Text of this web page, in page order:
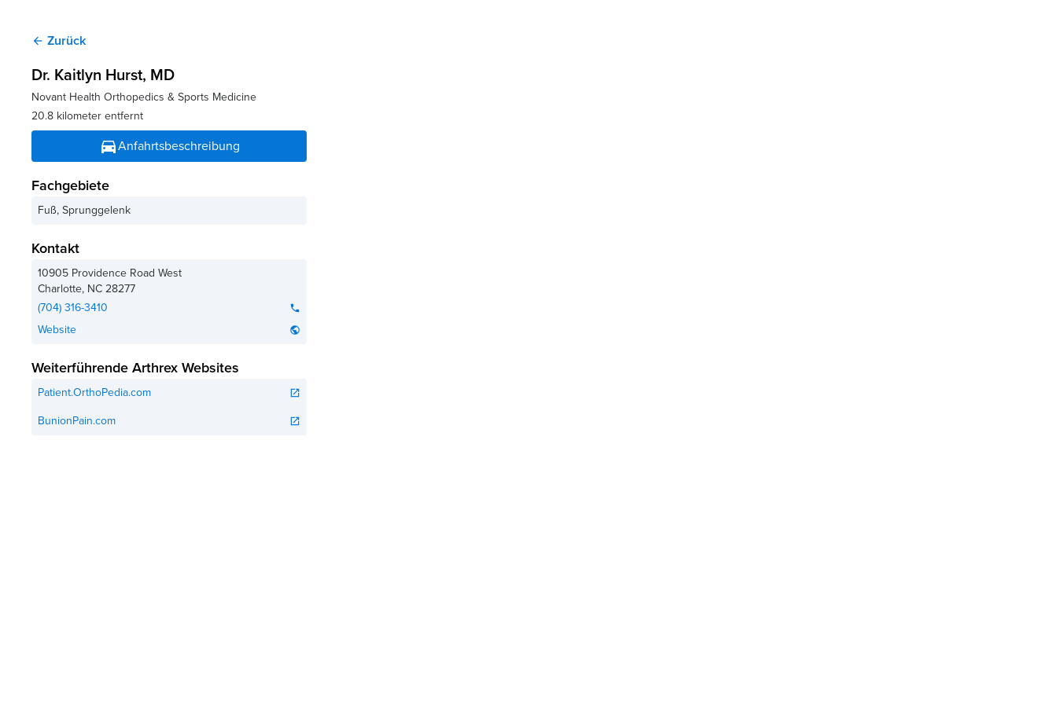
arrow_back Zurück
Dr. Kaitlyn Hurst, MD
Novant Health Orthopedics & Sports Medicine
20.8 kilometer entfernt
directions_carAnfahrtsbeschreibung
Fachgebiete
Fuß, Sprunggelenk
Kontakt
10905 Providence Road West
Charlotte, NC28277
(704) 316-3410
phone
Website public
Weiterführende Arthrex Websites
Patient.OrthoPedia.com open_in_new
BunionPain.com open_in_new